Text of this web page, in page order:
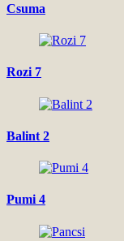
Csuma
Rozi 7
Balint 2
Pumi 4